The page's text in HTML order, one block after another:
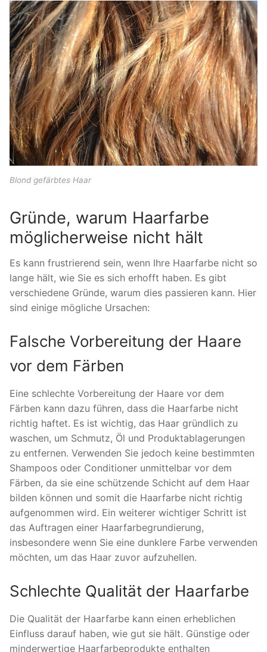
Blond gefärbtes Haar
Gründe, warum Haarfarbe
möglicherweise nicht hält
Es kann frustrierend sein, wenn Ihre Haarfarbe nicht so
lange hält, wie Sie es sich erhofft haben. Es gibt
verschiedene Gründe, warum dies passieren kann. Hier
sind einige mögliche Ursachen:
Falsche Vorbereitung der Haare
vor dem Färben
Eine schlechte Vorbereitung der Haare vor dem
Färben kann dazu führen, dass die Haarfarbe nicht
richtig haftet. Es ist wichtig, das Haar gründlich zu
waschen, um Schmutz, Öl und Produktablagerungen
zu entfernen. Verwenden Sie jedoch keine bestimmten
Shampoos oder Conditioner unmittelbar vor dem
Färben, da sie eine schützende Schicht auf dem Haar
bilden können und somit die Haarfarbe nicht richtig
aufgenommen wird. Ein weiterer wichtiger Schritt ist
das Auftragen einer Haarfarbegrundierung,
insbesondere wenn Sie eine dunklere Farbe verwenden
möchten, um das Haar zuvor aufzuhellen.
Schlechte Qualität der Haarfarbe
Die Qualität der Haarfarbe kann einen erheblichen
Einfluss darauf haben, wie gut sie hält. Günstige oder
minderwertige Haarfarbeprodukte enthalten